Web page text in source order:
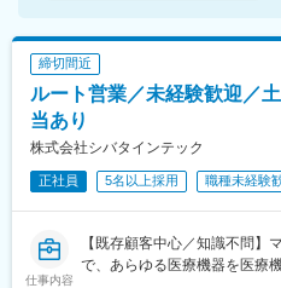
締切間近
ルート営業／未経験歓迎／
当あり
株式会社シバタインテック
正社員 5名以上採用 職種未経験
仕事内容
【既存顧客中心／知識不問】
で、あらゆる医療機器を医療